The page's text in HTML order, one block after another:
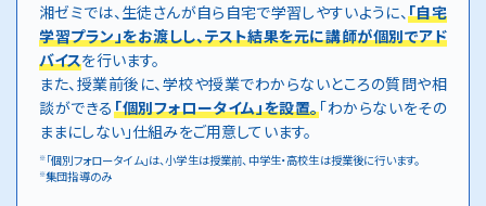
湘ゼミでは、生徒さんが自ら自宅で学習しやすいように、「自宅
学習プラン」をお渡しし、テスト結果を元に講師が個別でアド
バイスを行います。
また、授業前後に、学校や授業でわからないところの質問や相
談ができる「個別フォロータイム」を設置。「わからないをその
ままにしない」仕組みをご用意しています。
※ 「個別フォロータイム」は、小学生は授業前、中学生・高校生は授業後に行います。
※集団指導のみ